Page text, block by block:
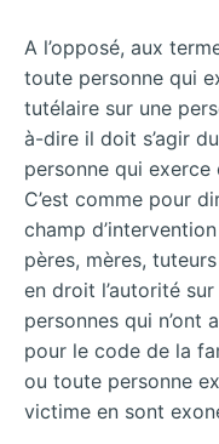
A l’opposé, aux
toute personne qui
tutélaire sur une
à-dire il doit s’agir
personne qui exerce
C’est comme pour
champ
pères, mères,
en droit l’autorité
personnes qui n’ont
pour le code de la
ou toute personne
victime en sont